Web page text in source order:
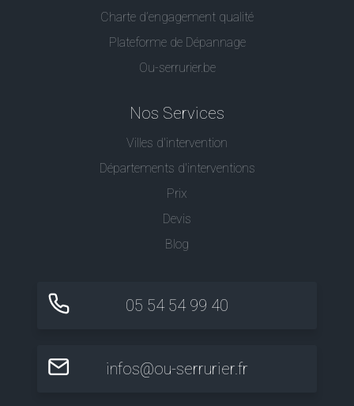
Charte d’engagement qualité
Plateforme de Dépannage
Ou-serrurier.be
Nos Services
Villes d'intervention
Départements d'interventions
Prix
Devis
Blog
05 54 54 99 40
infos@ou-serrurier.fr